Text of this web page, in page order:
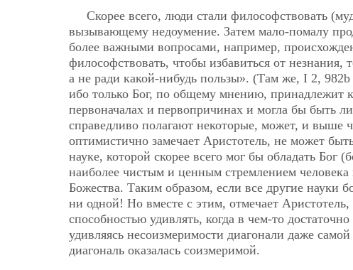
Скорее всего, люди стали философствовать
вызывающему недоумение. Затем мало-помалу
более важными вопросами, например,
философствовать, чтобы избавиться от
а не ради какой-нибудь пользы». (Там же, I 2,
ибо только Бог, по общему мнению, принадлежит
первоначалах и первопричинах и могла бы быть
справедливо полагают некоторые, может, и выше
оптимистично замечает Аристотель, не может
науке, которой скорее всего мог бы обладать Бог
наиболее чистым и ценным стремлением
Божества. Таким образом, если все другие
ни одной! Но вместе с этим, отмечает
способностью удивлять, когда в чем-то
удивляясь несоизмеримости диагонали даже
диагональ оказалась соизмеримой.